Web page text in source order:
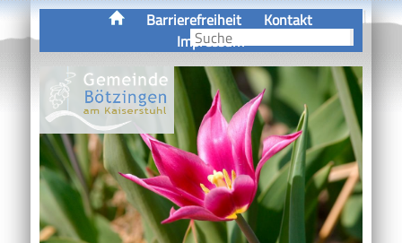
Barrierefreiheit
Kontakt
Impressum